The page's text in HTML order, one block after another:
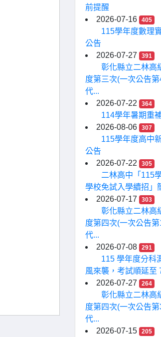
前提醒
2026-07-16
405
115學年度數理
公告
2026-07-27
391
彰化縣立二林高
度第三次(一次公告
代...
2026-07-22
364
114學年暑期重
2026-08-06
307
115學年度高中
公告
2026-07-22
305
二林高中「115
學校免試入學續招」
2026-07-17
303
彰化縣立二林高
度第四次(一次公告
代...
2026-07-08
291
115 學年度分科
風來襲，考試順延至
2026-07-27
264
彰化縣立二林高
度第四次(一次公告
代...
2026-07-15
205